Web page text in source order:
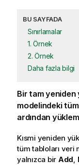
BU SAYFADA
Sınırlamalar
1. Örnek
2. Örnek
Daha fazla bilgi
Bir tam
modelindeki
ardından
Kısmi yeniden
tüm tabloları veri
yalnızca bir Add,